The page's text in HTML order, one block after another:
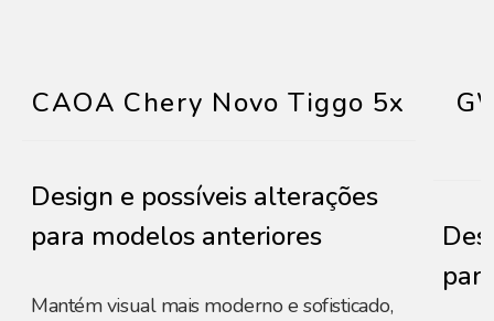
CAOA Chery Novo Tiggo 5x
Design e possíveis alterações
para modelos anteriores
Mantém visual mais moderno e sofisticado,